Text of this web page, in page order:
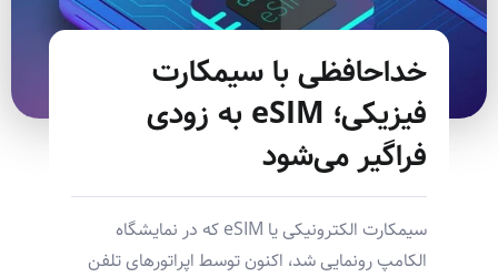
خداحافظی با سیمکارت
فیزیکی؛ eSIM به زودی
فراگیر می‌شود
سیمکارت الکترونیکی یا eSIM که در نمایشگاه
الکامپ رونمایی شد، اکنون توسط اپراتورهای تلفن